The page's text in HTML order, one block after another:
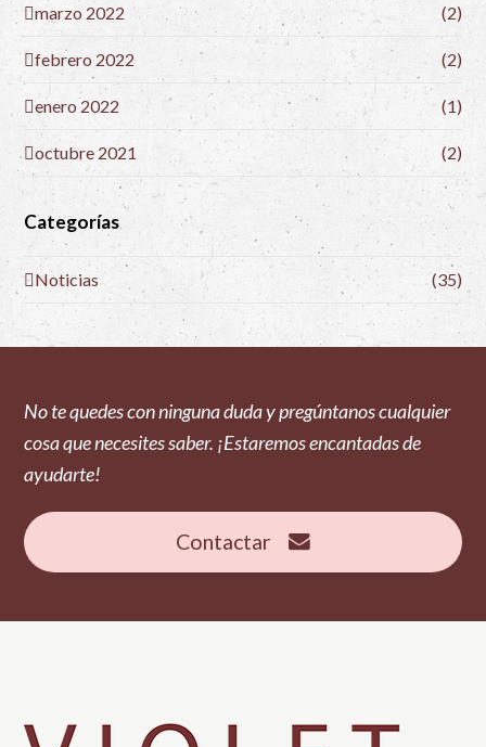
marzo 2022 (2)
febrero 2022 (2)
enero 2022 (1)
octubre 2021 (2)
Categorías
Noticias (35)
No te quedes con ninguna duda y pregúntanos cualquier
cosa que necesites saber. ¡Estaremos encantadas de
ayudarte!
Contactar